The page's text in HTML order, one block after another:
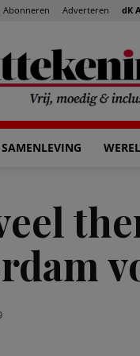
Abonneren Adverteren dK
SAMENLEVING